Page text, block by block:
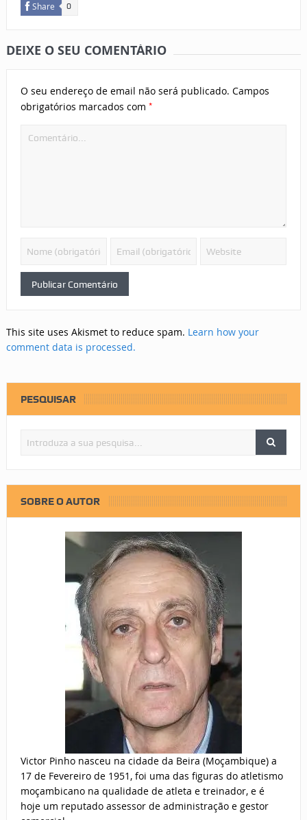
Share 0
DEIXE O SEU COMENTÁRIO
O seu endereço de email não será publicado. Campos
obrigatórios marcados com *
This site uses Akismet to reduce spam. Learn how your
comment data is processed.
PESQUISAR
SOBRE O AUTOR
Victor Pinho nasceu na cidade da Beira (Moçambique) a
17 de Fevereiro de 1951, foi uma das figuras do atletismo
moçambicano na qualidade de atleta e treinador, e é
hoje um reputado assessor de administração e gestor